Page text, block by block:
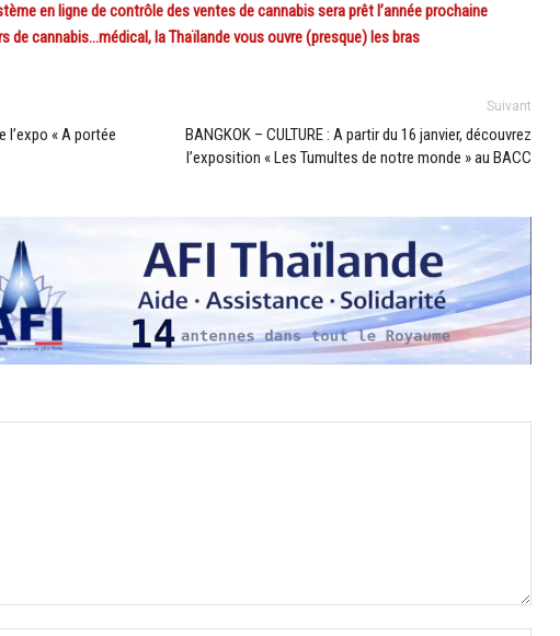
en ligne de contrôle des ventes de cannabis sera prêt l’année prochaine
de cannabis…médical, la Thaïlande vous ouvre (presque) les bras
l’expo « A portée
Suivant
BANGKOK – CULTURE : A partir du 16 janvier, découvrez
l’exposition « Les Tumultes de notre monde » au BACC